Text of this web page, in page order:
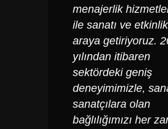
menajerlik
ile sanatı ve
araya getiriyoruz.
yılından itibaren
sektördeki geniş
deneyimimizle,
sanatçılara olan
bağlılığımızı her